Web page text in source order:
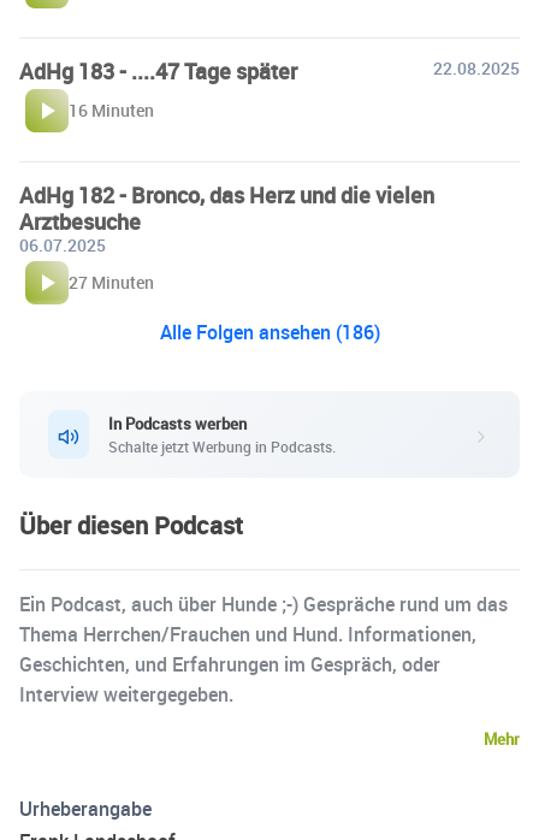
AdHg 183 - ....47 Tage später
22.08.2025
16 Minuten
AdHg 182 - Bronco, das Herz und die vielen
Arztbesuche
06.07.2025
27 Minuten
Alle Folgen ansehen (186)
In Podcasts werben
Schalte jetzt Werbung in Podcasts.
Über diesen Podcast
Ein Podcast, auch über Hunde ;-) Gespräche rund um das
Thema Herrchen/Frauchen und Hund. Informationen,
Geschichten, und Erfahrungen im Gespräch, oder
Interview weitergegeben.
Mehr
Urheberangabe